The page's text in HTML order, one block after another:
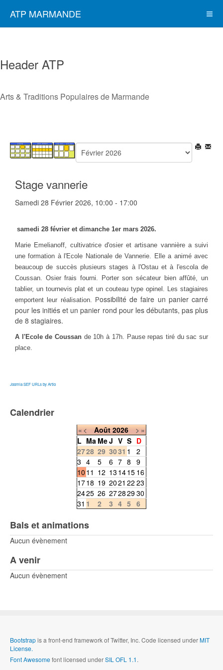
ATP MARMANDE
Header ATP
Arts & Traditions Populaires de Marmande
Stage vannerie
Samedi 28 Février 2026, 10:00 - 17:00
samedi 28 février et dimanche 1er mars 2026.
Marie Emelianoff, cultivatrice d'osier et artisane vannière a suivi
une formation à l'Ecole Nationale de Vannerie. Elle a animé avec
beaucoup de succès plusieurs stages à l'Ostau et à l'escola de
Coussan. Osier frais fourni. Porter son sécateur bien affûté, un
tablier, un tournevis plat et un couteau type opinel. Les stagiaires
emportent leur réalisation. Possibilité de faire un panier carré
pour les initiés et un panier rond pour les débutants, pas plus
de 8 stagiaires.
A l'Ecole de Coussan de 10h à 17h. Pause repas tiré du sac sur
place.
Joomla SEF URLs by Artio
Calendrier
«< Août 2026 >»
L Ma MeJ V S D
2728 29 3031 1
2
3 4 5 6 7 8 9
10 11 12 13 1415 16
1718 19 2021 22 23
2425 26 27282930
31 1 2 3 4 5 6
Bals et animations
Aucun évènement
A venir
Aucun évènement
Bootstrapis a front-end framework of Twitter, Inc. Code licensed underMIT
License.
Font Awesomefont licensed underSIL OFL 1.1.